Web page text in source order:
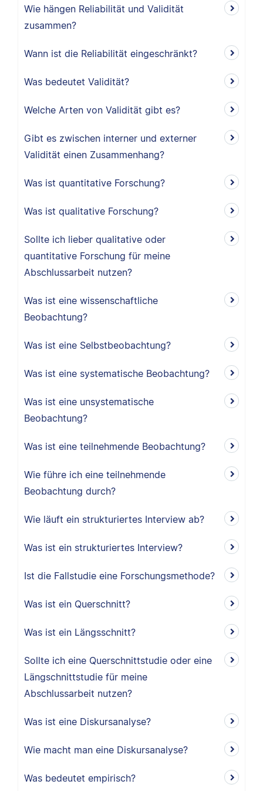
Wie hängen Reliabilität und Validität
zusammen?
Wann ist die Reliabilität eingeschränkt?
Was bedeutet Validität?
Welche Arten von Validität gibt es?
Gibt es zwischen interner und externer
Validität einen Zusammenhang?
Was ist quantitative Forschung?
Was ist qualitative Forschung?
Sollte ich lieber qualitative oder
quantitative Forschung für meine
Abschlussarbeit nutzen?
Was ist eine wissenschaftliche
Beobachtung?
Was ist eine Selbstbeobachtung?
Was ist eine systematische Beobachtung?
Was ist eine unsystematische
Beobachtung?
Was ist eine teilnehmende Beobachtung?
Wie führe ich eine teilnehmende
Beobachtung durch?
Wie läuft ein strukturiertes Interview ab?
Was ist ein strukturiertes Interview?
Ist die Fallstudie eine Forschungsmethode?
Was ist ein Querschnitt?
Was ist ein Längsschnitt?
Sollte ich eine Querschnittstudie oder eine
Längschnittstudie für meine
Abschlussarbeit nutzen?
Was ist eine Diskursanalyse?
Wie macht man eine Diskursanalyse?
Was bedeutet empirisch?